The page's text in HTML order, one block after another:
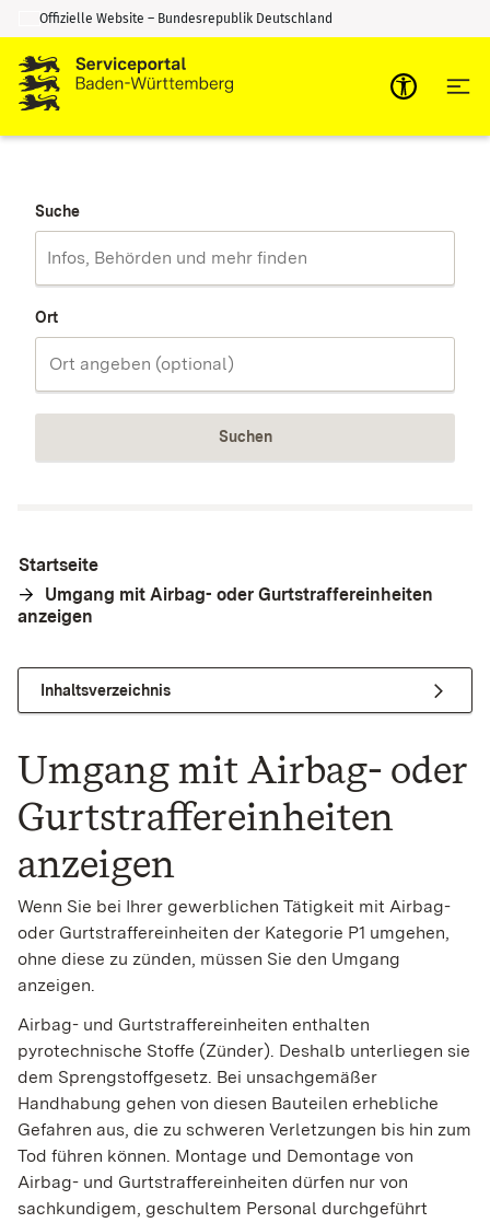
Zum Inhalt springen
Zur Suche springen
Offizielle Website – Bundesrepublik Deutschland
Suche
Ort
Suchen
Startseite
Umgang mit Airbag- oder Gurtstraffereinheiten
anzeigen
Inhaltsverzeichnis
Umgang mit Airbag- oder
Gurtstraffereinheiten
anzeigen
Wenn Sie bei Ihrer gewerblichen Tätigkeit mit Airbag-
oder Gurtstraffereinheiten der Kategorie P1 umgehen,
ohne diese zu zünden, müssen Sie den Umgang
anzeigen.
Airbag- und Gurtstraffereinheiten enthalten
pyrotechnische Stoffe (Zünder). Deshalb unterliegen sie
dem Sprengstoffgesetz. Bei unsachgemäßer
Handhabung gehen von diesen Bauteilen erhebliche
Gefahren aus, die zu schweren Verletzungen bis hin zum
Tod führen können. Montage und Demontage von
Airbag- und Gurtstraffereinheiten dürfen nur von
sachkundigem, geschultem Personal durchgeführt